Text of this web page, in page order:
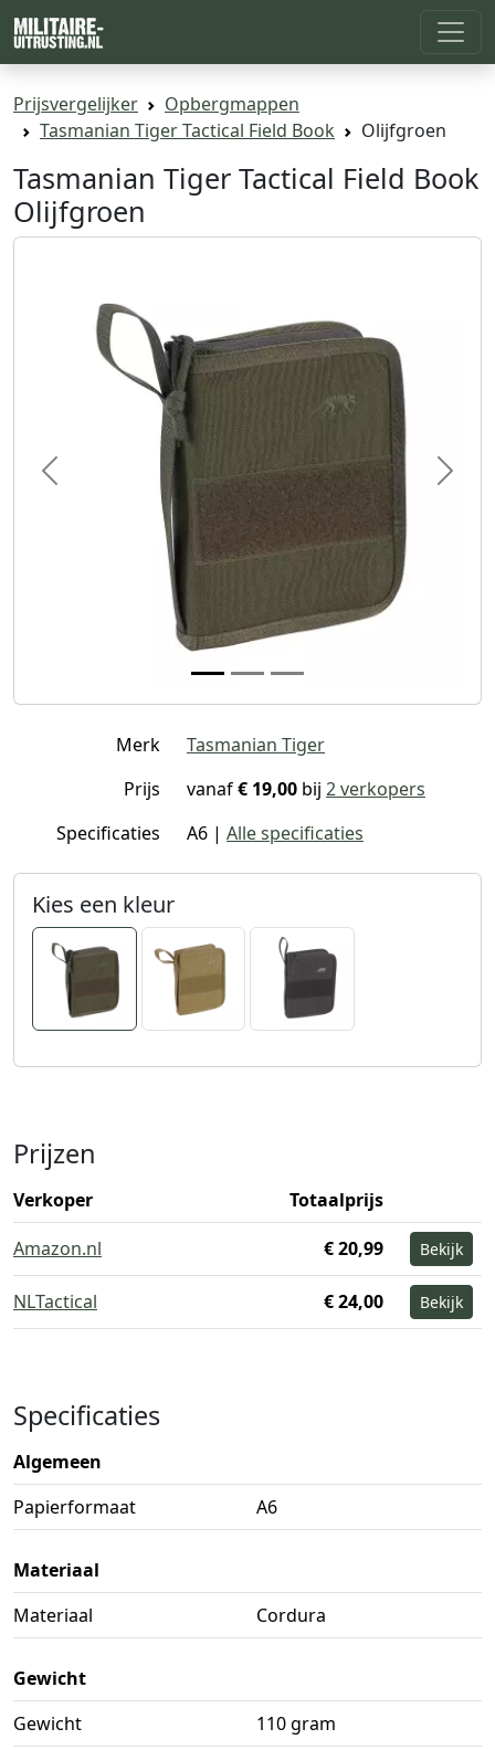
Prijsvergelijker
Opbergmappen
Tasmanian Tiger Tactical Field Book
Olijfgroen
Tasmanian Tiger Tactical Field Book
Olijfgroen
Previous Next
Merk
Tasmanian Tiger
Prijs
vanaf€ 19,00 bij 2 verkopers
Specificaties
A6 | Alle specificaties
Kies een kleur
Prijzen
Verkoper
Totaalprijs
Amazon.nl
€ 20,99 Bekijk
NLTactical € 24,00 Bekijk
Specificaties
Algemeen
Papierformaat
A6
Materiaal
Materiaal
Cordura
Gewicht
Gewicht
110 gram